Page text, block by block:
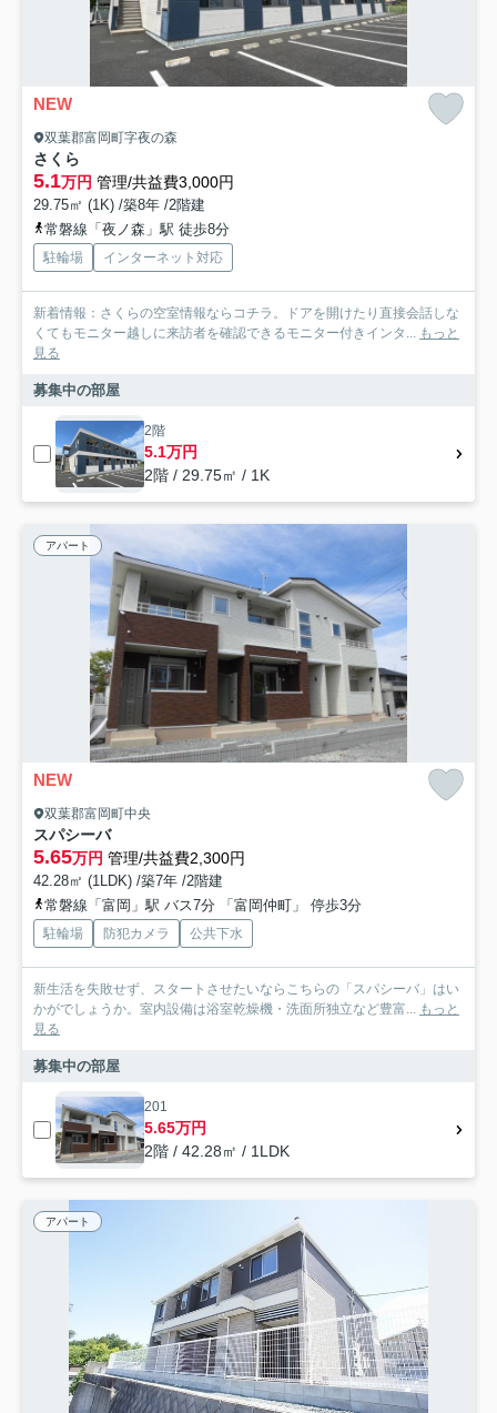
NEW
双葉郡富岡町字夜の森
さくら
5.1万円 管理/共益費3,000円
29.75㎡ (1K) /築8年 /2階建
常磐線「夜ノ森」駅 徒歩8分
駐輪場 インターネット対応
新着情報：さくらの空室情報ならコチラ。ドアを開けたり直接会話しな
くてもモニター越しに来訪者を確認できるモニター付きインタ... もっと
見る
募集中の部屋
2階
5.1万円
2階 / 29.75㎡ / 1K
アパート
NEW
双葉郡富岡町中央
スパシーバ
5.65万円 管理/共益費2,300円
42.28㎡ (1LDK) /築7年 /2階建
常磐線「富岡」駅 バス7分 「富岡仲町」 停歩3分
駐輪場 防犯カメラ 公共下水
新生活を失敗せず、スタートさせたいならこちらの「スパシーバ」はい
かがでしょうか。室内設備は浴室乾燥機・洗面所独立など豊富... もっと
見る
募集中の部屋
201
5.65万円
2階 / 42.28㎡ / 1LDK
アパート